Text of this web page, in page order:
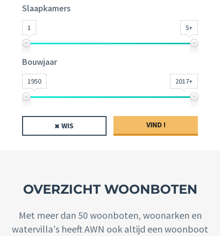
Slaapkamers
1 5+
Bouwjaar
1950 2017+
WIS VIND !
OVERZICHT WOONBOTEN
Met meer dan 50 woonboten, woonarken en
watervilla's heeft AWN ook altijd een woonboot